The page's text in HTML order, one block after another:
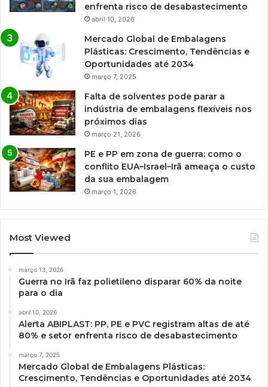
enfrenta risco de desabastecimento
abril 10, 2026
Mercado Global de Embalagens
Plásticas: Crescimento, Tendências e
Oportunidades até 2034
março 7, 2025
Falta de solventes pode parar a
indústria de embalagens flexíveis nos
próximos dias
março 21, 2026
PE e PP em zona de guerra: como o
conflito EUA–Israel–Irã ameaça o custo
da sua embalagem
março 1, 2026
Most Viewed
março 13, 2026
Guerra no Irã faz polietileno disparar 60% da noite
para o dia
abril 10, 2026
Alerta ABIPLAST: PP, PE e PVC registram altas de até
80% e setor enfrenta risco de desabastecimento
março 7, 2025
Mercado Global de Embalagens Plásticas:
Crescimento, Tendências e Oportunidades até 2034